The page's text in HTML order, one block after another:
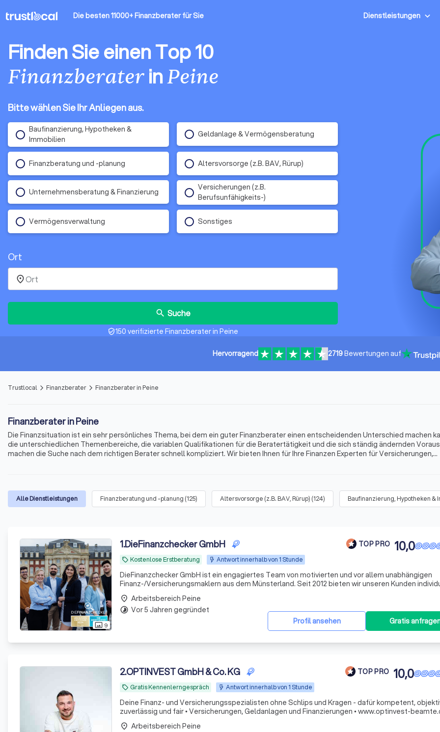
Die besten 11000+ Finanzberater für Sie Dienstleistungen
Finden Sie einen Top 10
FinanzberaterinPeine
Bitte wählen Sie Ihr Anliegen aus.
Baufinanzierung, Hypotheken &
Immobilien
Geldanlage & Vermögensberatung
Finanzberatung und -planung Altersvorsorge (z.B. BAV, Rürup)
Unternehmensberatung & Finanzierung
Versicherungen (z.B.
Berufsunfähigkeits-)
Vermögensverwaltung Sonstiges
Ort
place
search Suche
verified_user150 verifizierte Finanzberater in Peine
Hervorragend 2719Bewertungen auf
Trustlocal arrow_forward_ios Finanzberater arrow_forward_ios Finanzberater in Peine
Finanzberater in Peine
Die Finanzsituation ist ein sehr persönliches Thema, bei dem ein guter Finanzberater einen entscheidenden Unterschied machen
die unterschiedlichen Themenbereiche, die variablen Qualifikationen für die Beratertätigkeit und die sich ständig ändernden
machen die Suche nach dem richtigen Berater schnell kompliziert. Wir bieten Ihnen für Ihre Finanzen Experten für Versicherungen,
Alle Dienstleistungen Finanzberatung und -planung (125) Altersvorsorge (z.B. BAV, Rürup) (124) Baufinanzierung, Hypotheken &
photo_size_select_actual 9
1.DieFinanzchecker GmbH TOP PRO
local_offer Kostenlose Erstberatung Antwort innerhalb von 1 Stunde
10,0
DieFinanzchecker GmbH ist ein engagiertes Team von motivierten und vor allem unabhängigen
Finanz-/Versicherungsmaklern aus dem Münsterland. Seit 2012 bieten wir unseren Kunden
und zielorientierte Produkte an, wobei wir den Fokus auf Transparenz und Verständlichkeit setzen.
sind uns
Profil ansehen
Gratis
place Arbeitsbereich Peine
timelapse Vor 5 Jahren gegründet
2.OPTINVEST GmbH & Co. KG TOP PRO
local_offer Gratis Kennenlerngespräch Antwort innerhalb von 1 Stunde
10,0
Deine Finanz- und Versicherungsspezialisten ohne Schlips und Kragen - dafür kompetent,
zuverlässig und fair • Versicherungen, Geldanlagen und Finanzierungen • www.optinvest-
place Arbeitsbereich Peine